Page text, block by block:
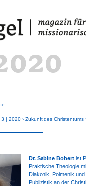
3 | 2020 Zukunft des Christentums
Dr. Sabine Bobertist
Praktische Theologie
Diakonik, Poimenik
Publizistik an der